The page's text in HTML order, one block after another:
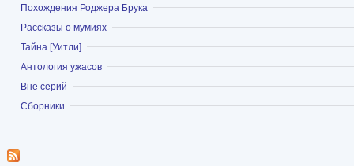
Показать
Похождения Роджера Брука
Показать
Рассказы о мумиях
Показать
Тайна [Уитли]
Показать
Антология ужасов
Показать
Вне серий
Показать
Сборники